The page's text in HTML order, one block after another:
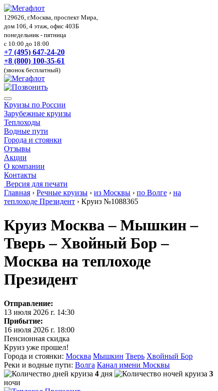
129626, г.Москва, проспект Мира,
дом 106, 4 этаж, офис 403Б
понедельник - пятница
с 10:00 до 18:00
+7 (495) 647-24-20
+8 (800) 100-35-61
(звонок бесплатный)
Круизы по России
Зарубежные круизы
Теплоходы
Водные пути
Города и стоянки
Отзывы
Акции
О компании
Контакты
Версия для печати
Главная › Речные круизы › из Москвы › по Волге › на
теплоходе Президент › Круиз №1088365
Круиз Москва – Мышкин –
Тверь – Хвойный Бор –
Москва на теплоходе
Президент
Отправление:
13 июля 2026 г. 14:30
Прибытие:
16 июля 2026 г. 18:00
Пенсионная скидка
Круиз уже прошел!
Города и стоянки: Москва Мышкин Тверь Хвойный Бор
Реки и водные пути: Волга Канал имени Москвы
4 дня
3
ночи